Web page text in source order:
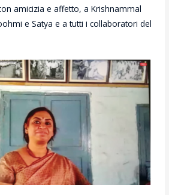
amicizia e affetto, a Krishnammal
e Satya e a tutti i collaboratori del